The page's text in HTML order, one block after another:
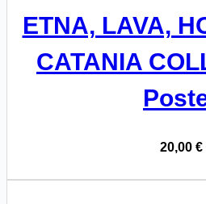
ETNA, LAVA,
CATANIA
20,00 €